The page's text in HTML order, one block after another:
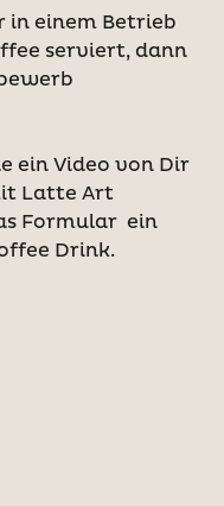
in einem Betrieb
serviert, dann
ein Video von Dir
Latte Art
Formular ein
Drink.